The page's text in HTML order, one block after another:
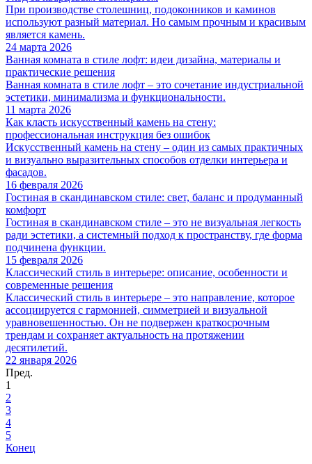
При производстве столешниц, подоконников и каминов
используют разный материал. Но самым прочным и красивым
является камень.
24 марта 2026
Ванная комната в стиле лофт: идеи дизайна, материалы и
практические решения
Ванная комната в стиле лофт – это сочетание индустриальной
эстетики, минимализма и функциональности.
11 марта 2026
Как класть искусственный камень на стену:
профессиональная инструкция без ошибок
Искусственный камень на стену – один из самых практичных
и визуально выразительных способов отделки интерьера и
фасадов.
16 февраля 2026
Гостиная в скандинавском стиле: свет, баланс и продуманный
комфорт
Гостиная в скандинавском стиле – это не визуальная легкость
ради эстетики, а системный подход к пространству, где форма
подчинена функции.
15 февраля 2026
Классический стиль в интерьере: описание, особенности и
современные решения
Классический стиль в интерьере – это направление, которое
ассоциируется с гармонией, симметрией и визуальной
уравновешенностью. Он не подвержен краткосрочным
трендам и сохраняет актуальность на протяжении
десятилетий.
22 января 2026
Пред.
1
2
3
4
5
Конец